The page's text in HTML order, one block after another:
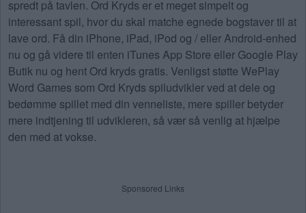
spredt på tavlen. Ord Kryds er et meget simpelt og
interessant spil, hvor du skal matche egnede bogstaver til at
lave ord. Få din iPhone, iPad, iPod og / eller Android-enhed
nu og gå videre til enten iTunes App Store eller Google Play
Butik nu og hent Ord kryds gratis. Venligst støtte WePlay
Word Games som Ord Kryds spiludvikler ved at dele og
bedømme spillet med din venneliste, mere spiller betyder
mere indtjening til udvikleren, så vær så venlig at hjælpe
den med at vokse.
Sponsored Links